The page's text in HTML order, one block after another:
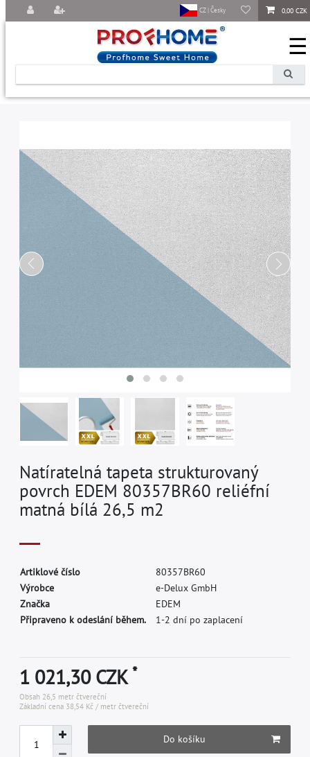
0,00 CZK
CZ | Česky
☰
Natíratelná tapeta strukturovaný
povrch EDEM 80357BR60 reliéfní
matná bílá 26,5 m2
Artiklové číslo 80357BR60
Výrobce e-Delux GmbH
Značka EDEM
Připraveno k odeslání během.
1-2 dní po zaplacení
1 021,30 CZK*
Obsah 26,5 metr čtvereční
Základní cena 38,54 Kč / metr čtvereční
Do košíku